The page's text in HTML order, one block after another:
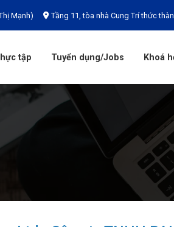
Mạnh) Tầng 11, tòa nhà Cung Trí thức
tập Tuyển dụng/Jobs Khoá